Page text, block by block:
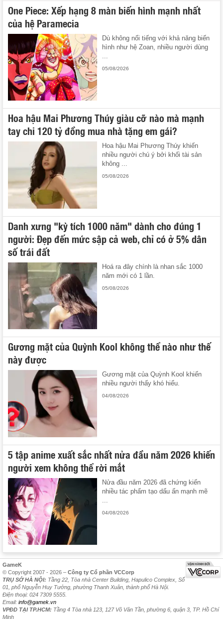
One Piece: Xếp hạng 8 màn biến hình mạnh nhất
của hệ Paramecia
Dù không nổi tiếng với khả năng biến
hình như hệ Zoan, nhiều người dùng
...
05/08/2026
Hoa hậu Mai Phương Thúy giàu cỡ nào mà mạnh
tay chi 120 tỷ đồng mua nhà tặng em gái?
Hoa hậu Mai Phương Thúy khiến
nhiều người chú ý bởi khối tài sản
không ...
05/08/2026
Danh xưng "kỳ tích 1000 năm" dành cho đúng 1
người: Đẹp đến mức sập cả web, chỉ có ở 5% dân
số trái đất
Hoá ra đây chính là nhan sắc 1000
năm mới có 1 lần.
05/08/2026
Gương mặt của Quỳnh Kool không thể nào như thế
này được
Gương mặt của Quỳnh Kool khiến
nhiều người thấy khó hiểu.
04/08/2026
5 tập anime xuất sắc nhất nửa đầu năm 2026 khiến
người xem không thể rời mắt
Nửa đầu năm 2026 đã chứng kiến
nhiều tác phẩm tạo dấu ấn mạnh mẽ
04/08/2026
GameK
© Copyright 2007 - 2026 – Công ty Cổ phần VCCorp
TRỤ SỞ HÀ NỘI: Tầng 22, Tòa nhà Center Building, Hapulico Complex, Số
01, phố Nguyễn Huy Tưởng, phường Thanh Xuân, thành phố Hà Nội.
Điện thoại: 024 7309 5555.
Email: info@gamek.vn
VPĐD TẠI TP.HCM: Tầng 4 Tòa nhà 123, 127 Võ Văn Tần, phường 6, quận 3, TP. Hồ Chí
Minh